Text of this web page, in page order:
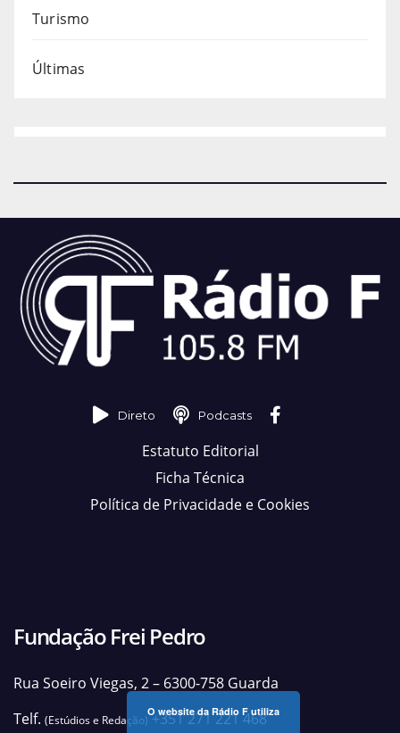
Turismo
Últimas
Direto Podcasts
Estatuto Editorial
Ficha Técnica
Política de Privacidade e Cookies
Fundação Frei Pedro
Rua Soeiro Viegas, 2 – 6300-758 Guarda
Telf. (Estúdios e Redação)+351 271 221 468
O website da Rádio F utiliza